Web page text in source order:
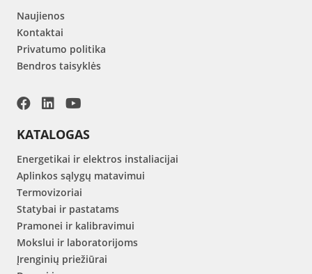
Naujienos
Kontaktai
Privatumo politika
Bendros taisyklės
KATALOGAS
Energetikai ir elektros instaliacijai
Aplinkos sąlygų matavimui
Termovizoriai
Statybai ir pastatams
Pramonei ir kalibravimui
Mokslui ir laboratorijoms
Įrenginių priežiūrai